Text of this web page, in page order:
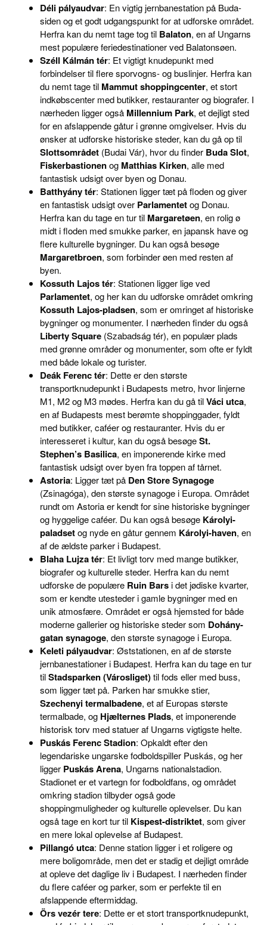
Déli pályaudvar: En vigtig jernbanestation på Buda-
siden og et godt udgangspunkt for at udforske området.
Herfra kan du nemt tage tog til Balaton, en af Ungarns
mest populære feriedestinationer ved Balatonsøen.
Széll Kálmán tér: Et vigtigt knudepunkt med
forbindelser til flere sporvogns- og buslinjer. Herfra kan
du nemt tage til Mammut shoppingcenter, et stort
indkøbscenter med butikker, restauranter og biografer. I
nærheden ligger også Millennium Park, et dejligt sted
for en afslappende gåtur i grønne omgivelser. Hvis du
ønsker at udforske historiske steder, kan du gå op til
Slottsområdet (Budai Vár), hvor du finder Buda Slot,
Fiskerbastionenog Matthias Kirken, alle med
fantastisk udsigt over byen og Donau.
Batthyány tér: Stationen ligger tæt på floden og giver
en fantastisk udsigt over Parlamentetog Donau.
Herfra kan du tage en tur til Margaretøen, en rolig ø
midt i floden med smukke parker, en japansk have og
flere kulturelle bygninger. Du kan også besøge
Margaretbroen, som forbinder øen med resten af
byen.
Kossuth Lajos tér: Stationen ligger lige ved
Parlamentet, og her kan du udforske området omkring
Kossuth Lajos-pladsen, som er omringet af historiske
bygninger og monumenter. I nærheden finder du også
Liberty Square (Szabadság tér), en populær plads
med grønne områder og monumenter, som ofte er fyldt
med både lokale og turister.
Deák Ferenc tér: Dette er den største
transportknudepunkt i Budapests metro, hvor linjerne
M1, M2 og M3 mødes. Herfra kan du gå tilVáci utca,
en af Budapests mest berømte shoppinggader, fyldt
med butikker, caféer og restauranter. Hvis du er
interesseret i kultur, kan du også besøgeSt.
Stephen’s Basilica, en imponerende kirke med
fantastisk udsigt over byen fra toppen af tårnet.
Astoria: Ligger tæt på Den Store Synagoge
(Zsinagóga), den største synagoge i Europa. Området
rundt om Astoria er kendt for sine historiske bygninger
og hyggelige caféer. Du kan også besøge Károlyi-
paladsetog nyde en gåtur gennem Károlyi-haven, en
af de ældste parker i Budapest.
Blaha Lujza tér: Et livligt torv med mange butikker,
biografer og kulturelle steder. Herfra kan du nemt
udforske de populære Ruin Barsi det jødiske kvarter,
som er kendte utesteder i gamle bygninger med en
unik atmosfære. Området er også hjemsted for både
moderne gallerier og historiske steder som Dohány-
gatan synagoge, den største synagoge i Europa.
Keleti pályaudvar: Øststationen, en af de største
jernbanestationer i Budapest. Herfra kan du tage en tur
tilStadsparken (Városliget)til fods eller med buss,
som ligger tæt på. Parken har smukke stier,
Szechenyi termalbadene, et af Europas største
termalbade, og Hjælternes Plads, et imponerende
historisk torv med statuer af Ungarns vigtigste helte.
Puskás Ferenc Stadion: Opkaldt efter den
legendariske ungarske fodboldspiller Puskás, og her
ligger Puskás Arena, Ungarns nationalstadion.
Stadionet er et vartegn for fodboldfans, og området
omkring stadion tilbyder også gode
shoppingmuligheder og kulturelle oplevelser. Du kan
også tage en kort tur til Kispest-distriktet, som giver
en mere lokal oplevelse af Budapest.
Pillangó utca: Denne station ligger i et roligere og
mere boligområde, men det er stadig et dejligt område
at opleve det daglige liv i Budapest. I nærheden finder
du flere caféer og parker, som er perfekte til en
afslappende eftermiddag.
Örs vezér tere: Dette er et stort transportknudepunkt,